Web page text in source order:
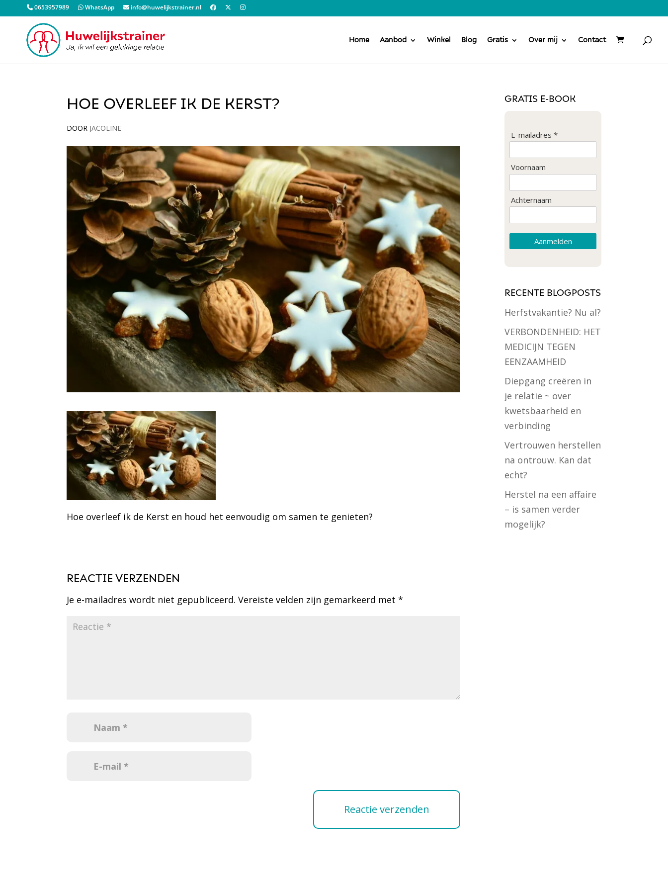
0653957989 WhatsApp info@huwelijkstrainer.nl
Home Aanbod Winkel Blog Gratis Over mij Contact
HOE OVERLEEF IK DE KERST?
DOOR JACOLINE
Hoe overleef ik de Kerst en houd het eenvoudig om samen te genieten?
REACTIE VERZENDEN
Je e-mailadres wordt niet gepubliceerd. Vereiste velden zijn gemarkeerd met*
GRATIS E-BOOK
E-mailadres *
Voornaam
Achternaam
Aanmelden
RECENTE BLOGPOSTS
Herfstvakantie? Nu al?
VERBONDENHEID: HET
MEDICIJN TEGEN
EENZAAMHEID
Diepgang creëren in
je relatie ~ over
kwetsbaarheid en
verbinding
Vertrouwen herstellen
na ontrouw. Kan dat
echt?
Herstel na een affaire
– is samen verder
mogelijk?